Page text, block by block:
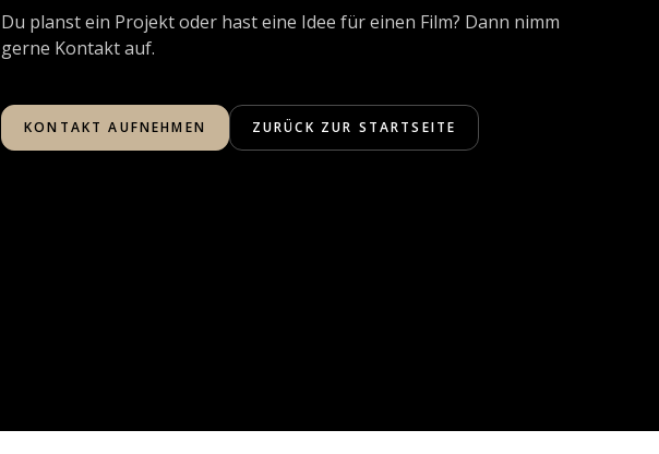
Du planst ein Projekt oder hast eine Idee für einen Film? Dann nimm
gerne Kontakt auf.
KONTAKT AUFNEHMEN ZURÜCK ZUR STARTSEITE